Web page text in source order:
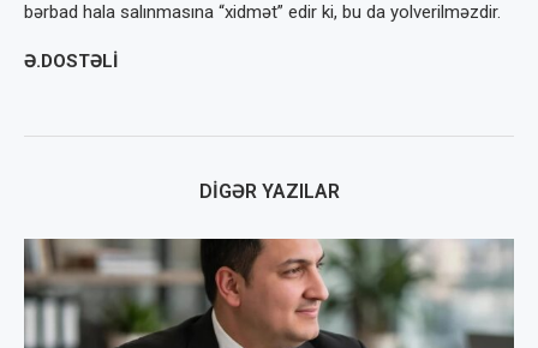
bərbad hala salın­masına “xidmət” edir ki, bu da yolverilməz­dir.
Ə.DOSTƏLİ
DIGƏR YAZILAR